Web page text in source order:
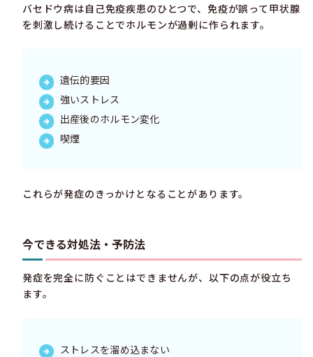
バセドウ病は自己免疫疾患のひとつで、免疫が誤って甲状腺
を刺激し続けることでホルモンが過剰に作られます。
遺伝的要因
強いストレス
出産後のホルモン変化
喫煙
これらが発症のきっかけとなることがあります。
今できる対処法・予防法
発症を完全に防ぐことはできませんが、以下の点が役立ち
ます。
ストレスを溜め込まない